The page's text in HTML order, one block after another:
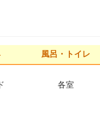
風呂・トイレ
各室